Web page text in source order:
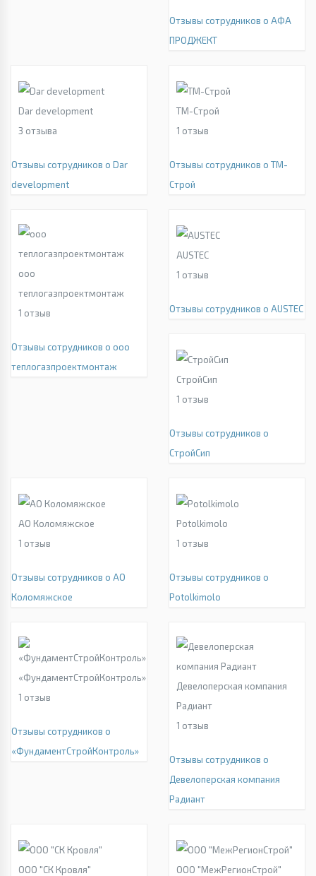
Отзывы сотрудников о АФА
ПРОДЖЕКТ
Dar development
3 отзыва
Отзывы сотрудников о Dar
development
ТМ-Строй
1 отзыв
Отзывы сотрудников о ТМ-
Строй
ооо
теплогазпроектмонтаж
1 отзыв
Отзывы сотрудников о ооо
теплогазпроектмонтаж
AUSTEC
1 отзыв
Отзывы сотрудников о AUSTEC
СтройСип
1 отзыв
Отзывы сотрудников о
СтройСип
АО Коломяжское
1 отзыв
Отзывы сотрудников о АО
Коломяжское
Potolkimolo
1 отзыв
Отзывы сотрудников о
Potolkimolo
«ФундаментСтройКонтроль»
1 отзыв
Отзывы сотрудников о
«ФундаментСтройКонтроль»
Девелоперская компания
Радиант
1 отзыв
Отзывы сотрудников о
Девелоперская компания
Радиант
ООО "СК Кровля"
ООО "МежРегионСтрой"